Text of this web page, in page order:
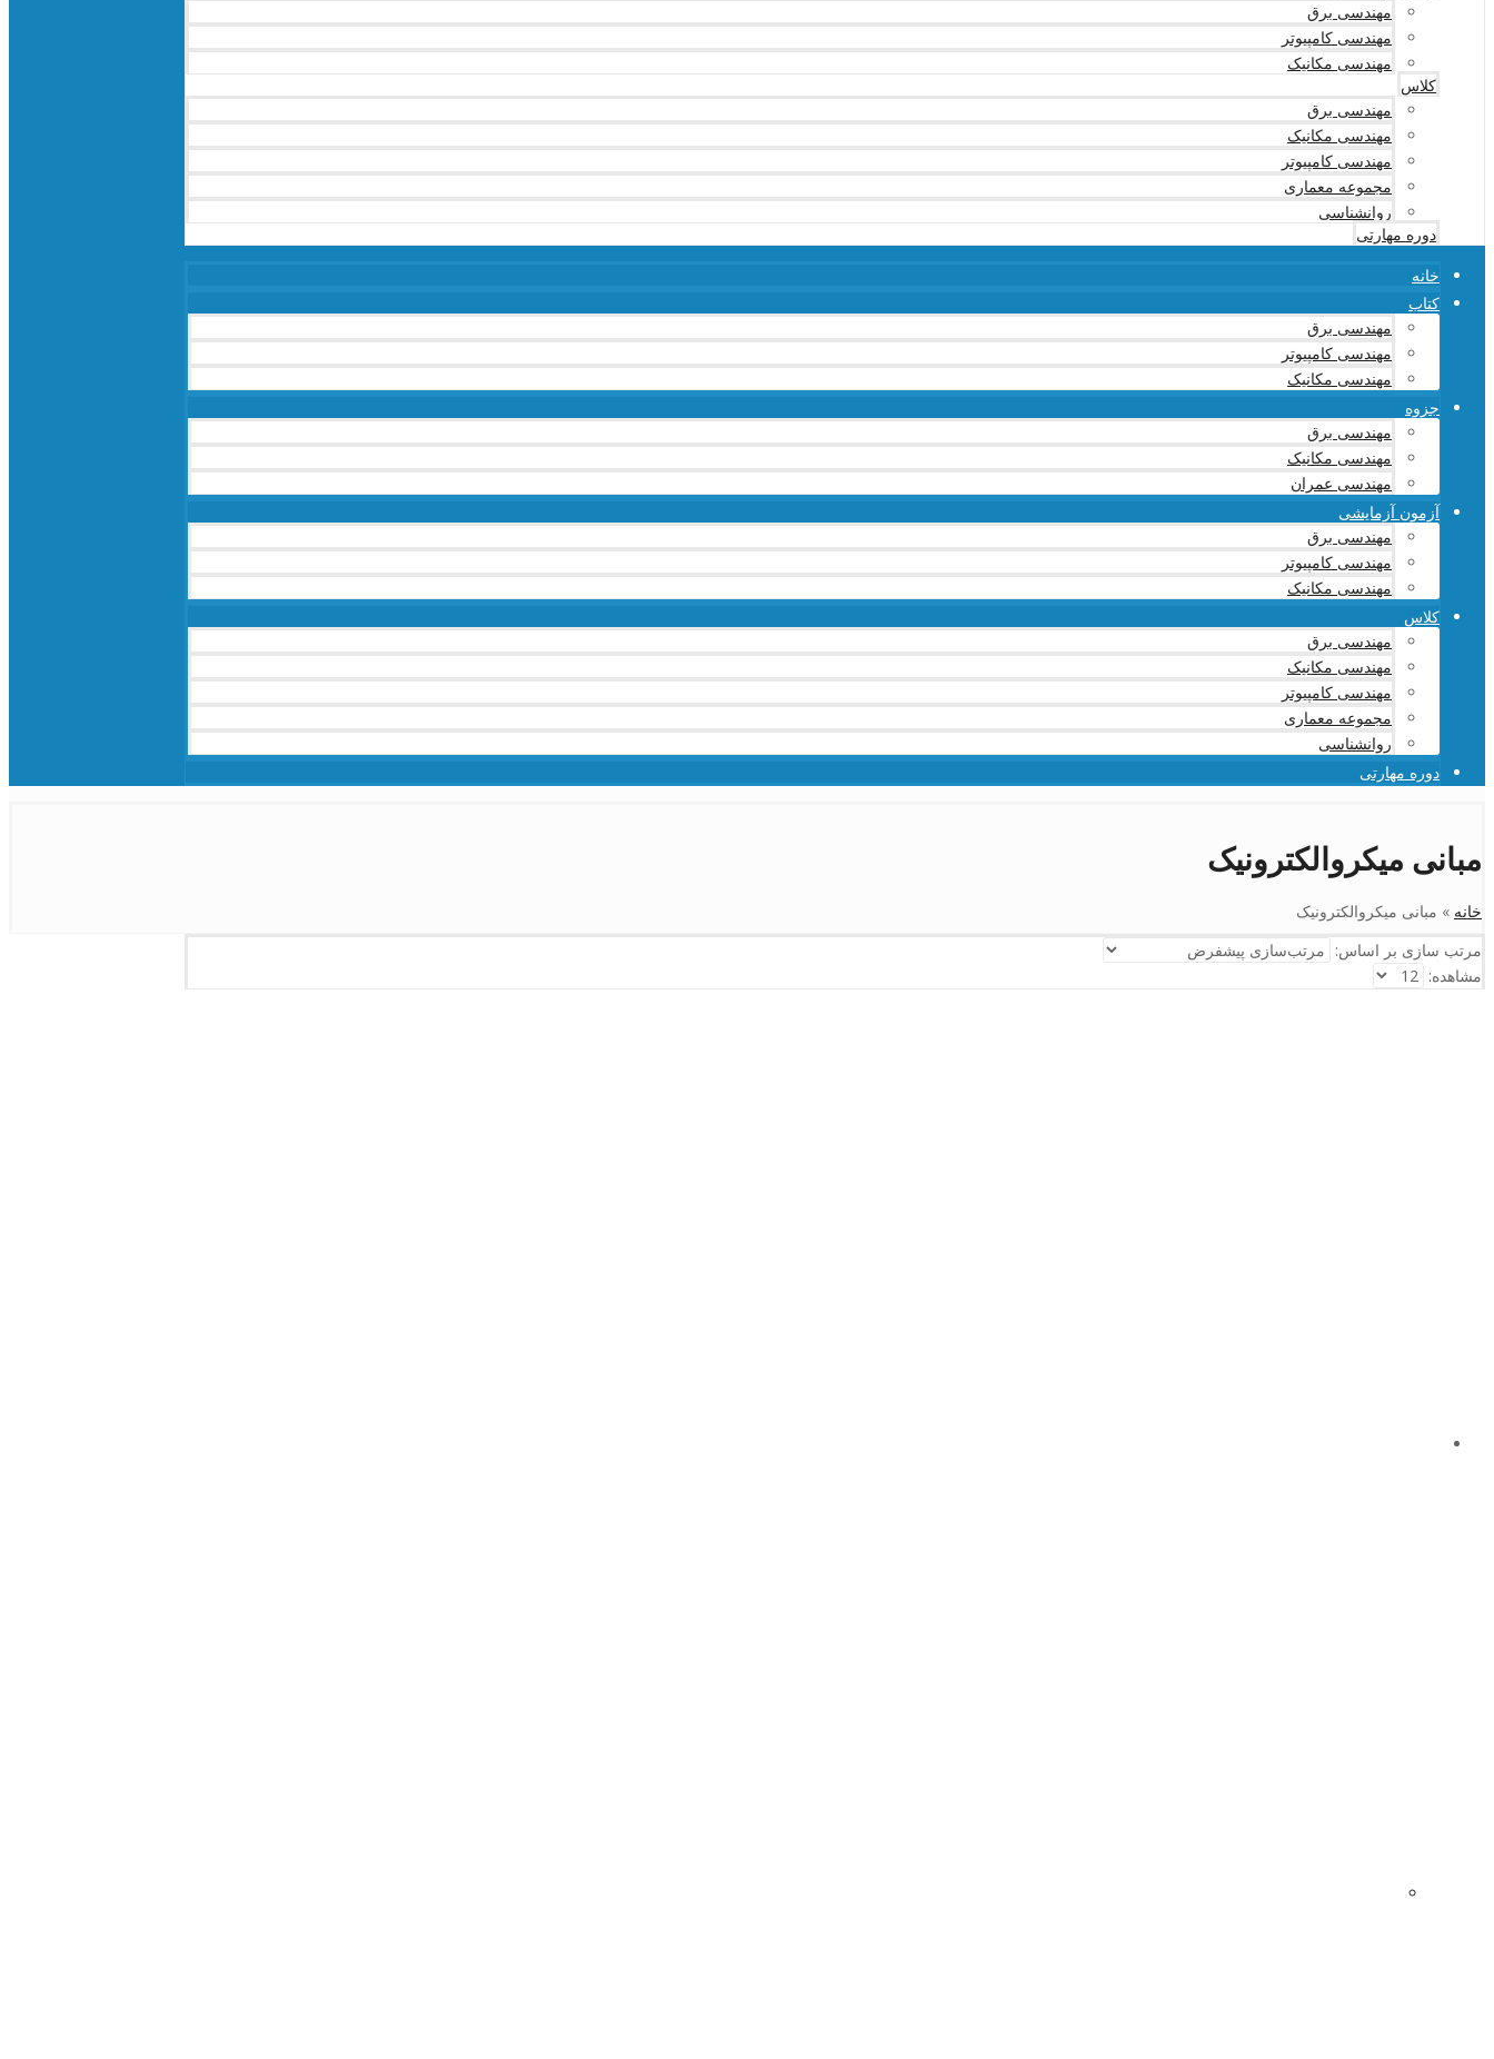
مهندسی برق
مهندسی کامپیوتر
مهندسی مکانیک
کلاس
مهندسی برق
مهندسی مکانیک
مهندسی کامپیوتر
مجموعه معماری
روانشناسی
دوره مهارتی
خانه
کتاب
مهندسی برق
مهندسی کامپیوتر
مهندسی مکانیک
جزوه
مهندسی برق
مهندسی مکانیک
مهندسی عمران
آزمون آزمایشی
مهندسی برق
مهندسی کامپیوتر
مهندسی مکانیک
کلاس
مهندسی برق
مهندسی مکانیک
مهندسی کامپیوتر
مجموعه معماری
روانشناسی
دوره مهارتی
مبانی میکروالکترونیک
خانه » مبانی میکروالکترونیک
مرتب سازی بر اساس:
مشاهده: